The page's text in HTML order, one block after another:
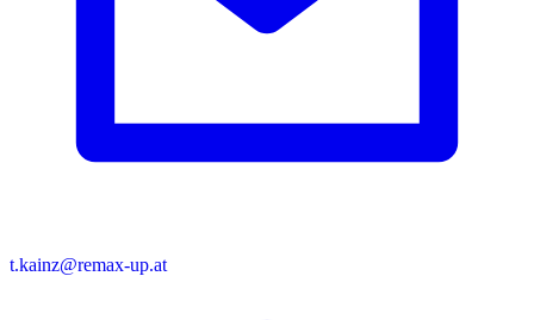
t.kainz@remax-up.at